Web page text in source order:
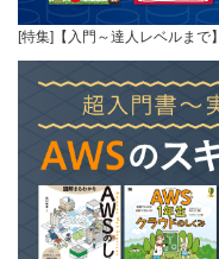
[特集]【入門～達人レベルま